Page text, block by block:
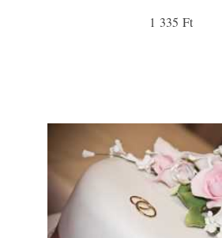
1 335 Ft